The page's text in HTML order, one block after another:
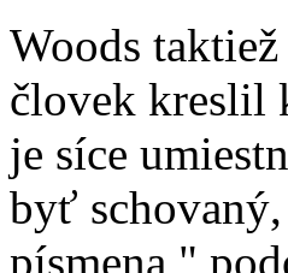
Woods
človek kreslil
je síce
byť
písmena,"